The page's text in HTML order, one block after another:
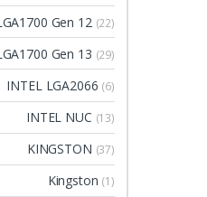
Gen 12 (22)
Gen 13 (29)
INTEL LGA2066 (6)
INTEL NUC (13)
KINGSTON (37)
Kingston (1)